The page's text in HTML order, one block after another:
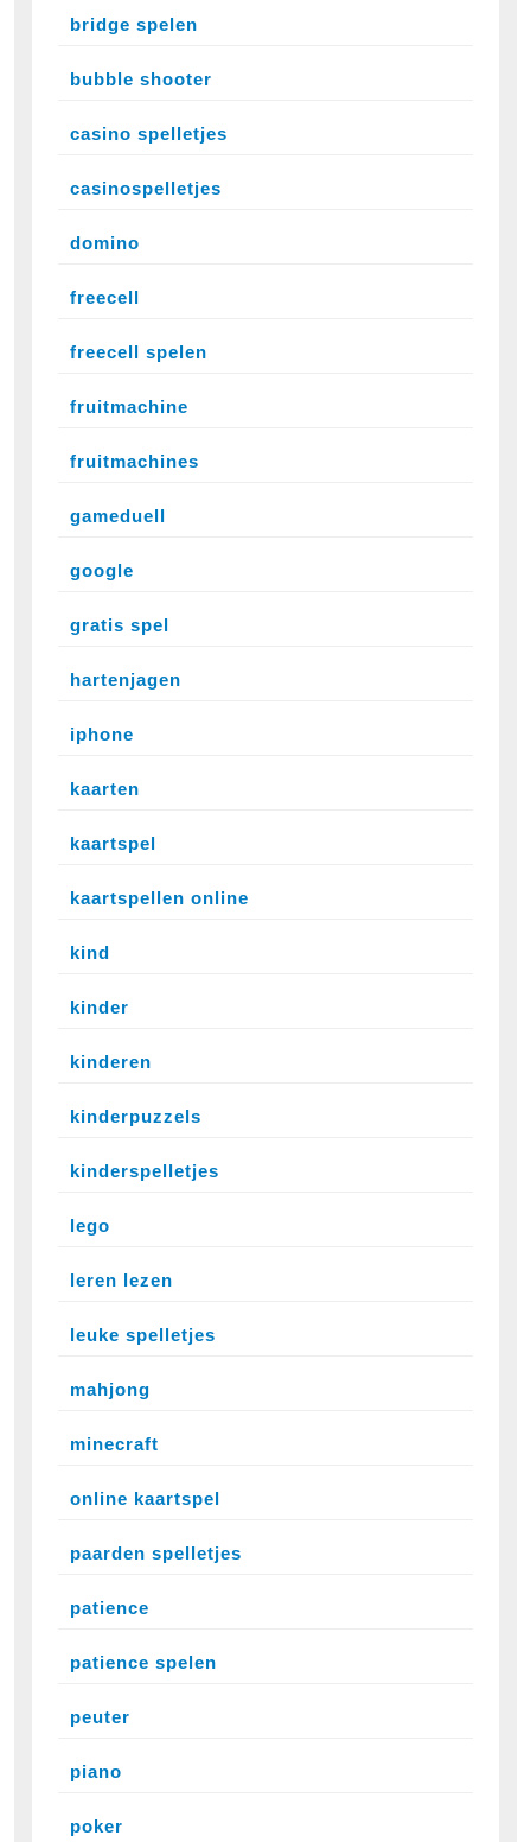
bridge spelen
bubble shooter
casino spelletjes
casinospelletjes
domino
freecell
freecell spelen
fruitmachine
fruitmachines
gameduell
google
gratis spel
hartenjagen
iphone
kaarten
kaartspel
kaartspellen online
kind
kinder
kinderen
kinderpuzzels
kinderspelletjes
lego
leren lezen
leuke spelletjes
mahjong
minecraft
online kaartspel
paarden spelletjes
patience
patience spelen
peuter
piano
poker